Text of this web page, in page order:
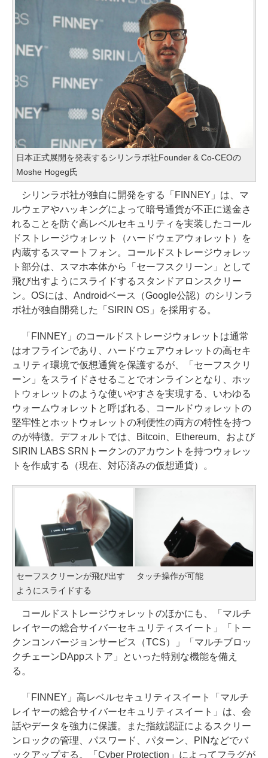
日本正式展開を発表するシリンラボ社Founder & Co-CEOの
Moshe Hogeg氏
シリンラボ社が独自に開発をする「FINNEY」は、マ
ルウェアやハッキングによって暗号通貨が不正に送金さ
れることを防ぐ高レベルセキュリティを実装したコール
ドストレージウォレット（ハードウェアウォレット）を
内蔵するスマートフォン。コールドストレージウォレッ
ト部分は、スマホ本体から「セーフスクリーン」として
飛び出すようにスライドするスタンドアロンスクリー
ン。OSには、Androidベース（Google公認）のシリンラ
ボ社が独自開発した「SIRIN OS」を採用する。
「FINNEY」のコールドストレージウォレットは通常
はオフラインであり、ハードウェアウォレットの高セキ
ュリティ環境で仮想通貨を保護するが、「セーフスクリ
ーン」をスライドさせることでオンラインとなり、ホッ
トウォレットのような使いやすさを実現する、いわゆる
ウォームウォレットと呼ばれる、コールドウォレットの
堅牢性とホットウォレットの利便性の両方の特性を持つ
のが特徴。デフォルトでは、Bitcoin、Ethereum、および
SIRIN LABS SRNトークンのアカウントを持つウォレッ
トを作成する（現在、対応済みの仮想通貨）。
セーフスクリーンが飛び出す
ようにスライドする
タッチ操作が可能
コールドストレージウォレットのほかにも、「マルチ
レイヤーの総合サイバーセキュリティスイート」「トー
クンコンバージョンサービス（TCS）」「マルチブロッ
クチェーンDAppストア」といった特別な機能を備え
る。
「FINNEY」高レベルセキュリティスイート「マルチ
レイヤーの総合サイバーセキュリティスイート」は、会
話やデータを強力に保護。また指紋認証によるスクリー
ンロックの管理、パスワード、パターン、PINなどでバ
ックアップする。「Cyber Protection」によってフラグが